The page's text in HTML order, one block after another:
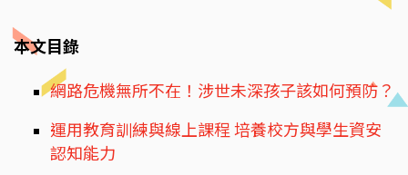
本文目錄
網路危機無所不在！涉世未深孩子該如何預防？
運用教育訓練與線上課程 培養校方與學生資安
認知能力